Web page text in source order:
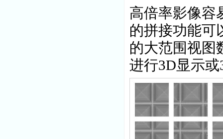
高倍率影像容
的拼接功能可
的大范围视图
进行3D显示或